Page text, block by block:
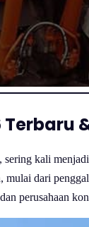
kali
dari
perusahaan